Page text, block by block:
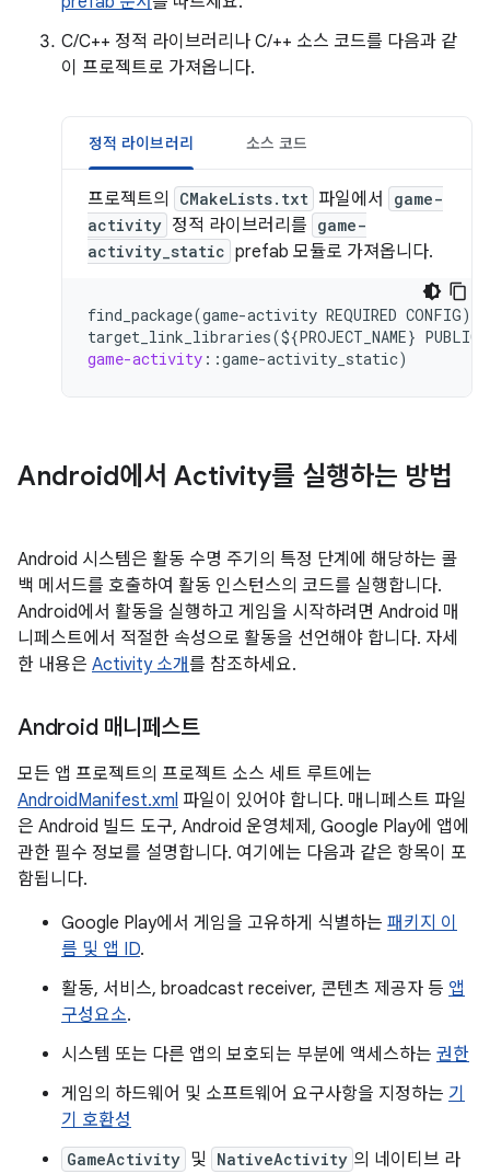
C/C++ 정적 라이브러리나 C/++ 소스 코드를 다음과 같
이 프로젝트로 가져옵니다.
정적 라이브러리 소스 코드
프로젝트의 CMakeLists.txt 파일에서
game-
activity 정적 라이브러리를 game-
activity_static prefab 모듈로 가져옵니다.
find_package(game-activity REQUIRED CONFIG)
target_link_libraries(${PROJECT_NAME} PUBLIC
game-activity ::game-activity_static
Android에서 Activity를 실행하는 방법
Android 시스템은 활동 수명 주기의 특정 단계에 해당하는 콜
백 메서드를 호출하여 활동 인스턴스의 코드를 실행합니다.
Android에서 활동을 실행하고 게임을 시작하려면 Android 매
니페스트에서 적절한 속성으로 활동을 선언해야 합니다. 자세
한 내용은 Activity 소개를 참조하세요.
Android 매니페스트
모든 앱 프로젝트의 프로젝트 소스 세트 루트에는
AndroidManifest.xml 파일이 있어야 합니다. 매니페스트 파일
은 Android 빌드 도구, Android 운영체제, Google Play에 앱에
관한 필수 정보를 설명합니다. 여기에는 다음과 같은 항목이 포
함됩니다.
Google Play에서 게임을 고유하게 식별하는 패키지 이
름 및 앱 ID.
활동, 서비스, broadcast receiver, 콘텐츠 제공자 등 앱
구성요소.
시스템 또는 다른 앱의 보호되는 부분에 액세스하는 권한
게임의 하드웨어 및 소프트웨어 요구사항을 지정하는 기
기 호환성
GameActivity 및 NativeActivity 의 네이티브 라